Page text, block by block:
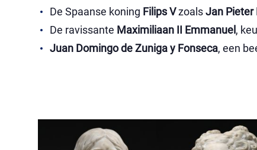
De Spaanse koning Filips VzoalsJan Pieter
De ravissante Maximiliaan II Emmanuel ,
Juan Domingo de Zuniga y Fonseca, een